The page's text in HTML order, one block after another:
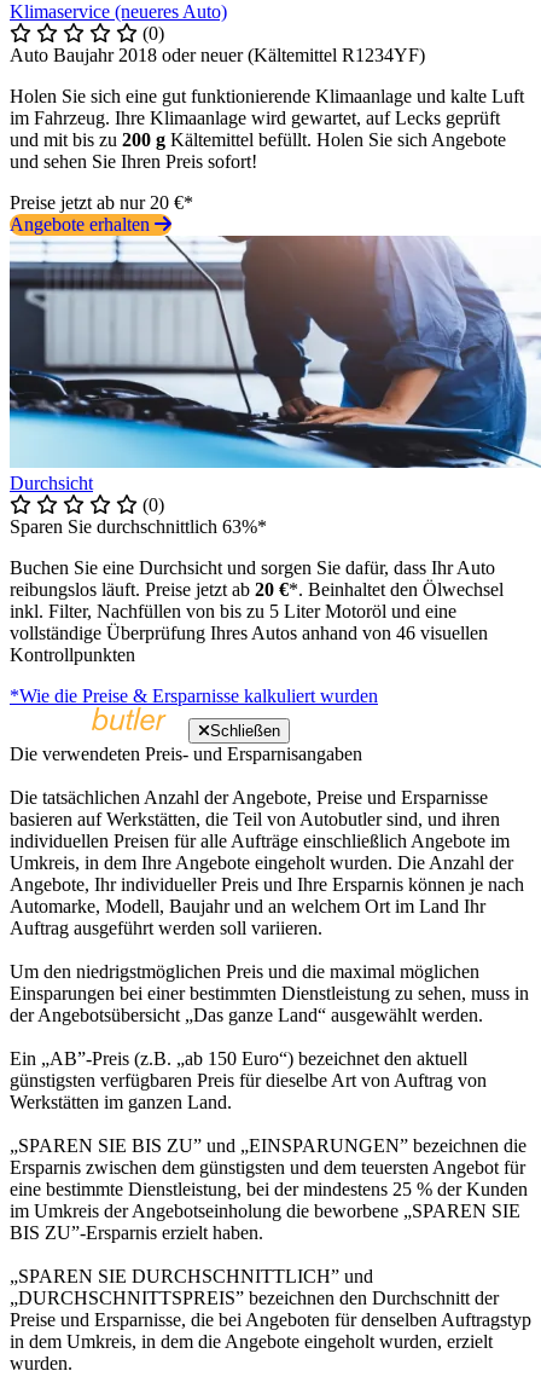
Klimaservice (neueres Auto)
(0)
Auto Baujahr 2018 oder neuer (Kältemittel R1234YF)
Holen Sie sich eine gut funktionierende Klimaanlage und kalte Luft
im Fahrzeug. Ihre Klimaanlage wird gewartet, auf Lecks geprüft
und mit bis zu 200 g Kältemittel befüllt. Holen Sie sich Angebote
und sehen Sie Ihren Preis sofort!
Preise jetzt ab nur 20 €*
Angebote erhalten
Durchsicht
(0)
Sparen Sie durchschnittlich 63%*
Buchen Sie eine Durchsicht und sorgen Sie dafür, dass Ihr Auto
reibungslos läuft. Preise jetzt ab 20 €*. Beinhaltet den Ölwechsel
inkl. Filter, Nachfüllen von bis zu 5 Liter Motoröl und eine
vollständige Überprüfung Ihres Autos anhand von 46 visuellen
Kontrollpunkten
*Wie die Preise & Ersparnisse kalkuliert wurden
Schließen
Die verwendeten Preis- und Ersparnisangaben
Die tatsächlichen Anzahl der Angebote, Preise und Ersparnisse
basieren auf Werkstätten, die Teil von Autobutler sind, und ihren
individuellen Preisen für alle Aufträge einschließlich Angebote im
Umkreis, in dem Ihre Angebote eingeholt wurden. Die Anzahl der
Angebote, Ihr individueller Preis und Ihre Ersparnis können je nach
Automarke, Modell, Baujahr und an welchem Ort im Land Ihr
Auftrag ausgeführt werden soll variieren.
Um den niedrigstmöglichen Preis und die maximal möglichen
Einsparungen bei einer bestimmten Dienstleistung zu sehen, muss in
der Angebotsübersicht „Das ganze Land“ ausgewählt werden.
Ein „AB”-Preis (z.B. „ab 150 Euro“) bezeichnet den aktuell
günstigsten verfügbaren Preis für dieselbe Art von Auftrag von
Werkstätten im ganzen Land.
„SPAREN SIE BIS ZU” und „EINSPARUNGEN” bezeichnen die
Ersparnis zwischen dem günstigsten und dem teuersten Angebot für
eine bestimmte Dienstleistung, bei der mindestens 25 % der Kunden
im Umkreis der Angebotseinholung die beworbene „SPAREN SIE
BIS ZU”-Ersparnis erzielt haben.
„SPAREN SIE DURCHSCHNITTLICH” und
„DURCHSCHNITTSPREIS” bezeichnen den Durchschnitt der
Preise und Ersparnisse, die bei Angeboten für denselben Auftragstyp
in dem Umkreis, in dem die Angebote eingeholt wurden, erzielt
wurden.